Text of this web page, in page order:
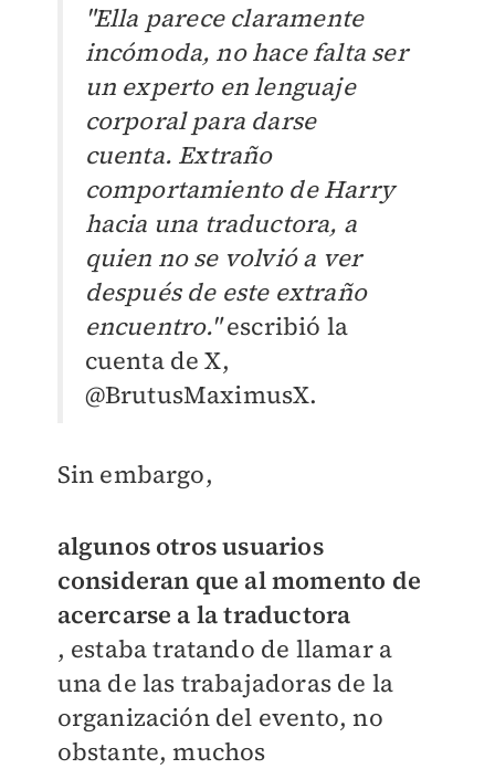
"Ella parece claramente
incómoda, no hace falta ser
un experto en lenguaje
corporal para darse
cuenta. Extraño
comportamiento de Harry
hacia una traductora, a
quien no se volvió a ver
después de este extraño
encuentro."escribió la
cuenta de X,
@BrutusMaximusX.
Sin embargo,
algunos otros usuarios
consideran que al momento de
acercarse a la traductora
, estaba tratando de llamar a
una de las trabajadoras de la
organización del evento, no
obstante, muchos